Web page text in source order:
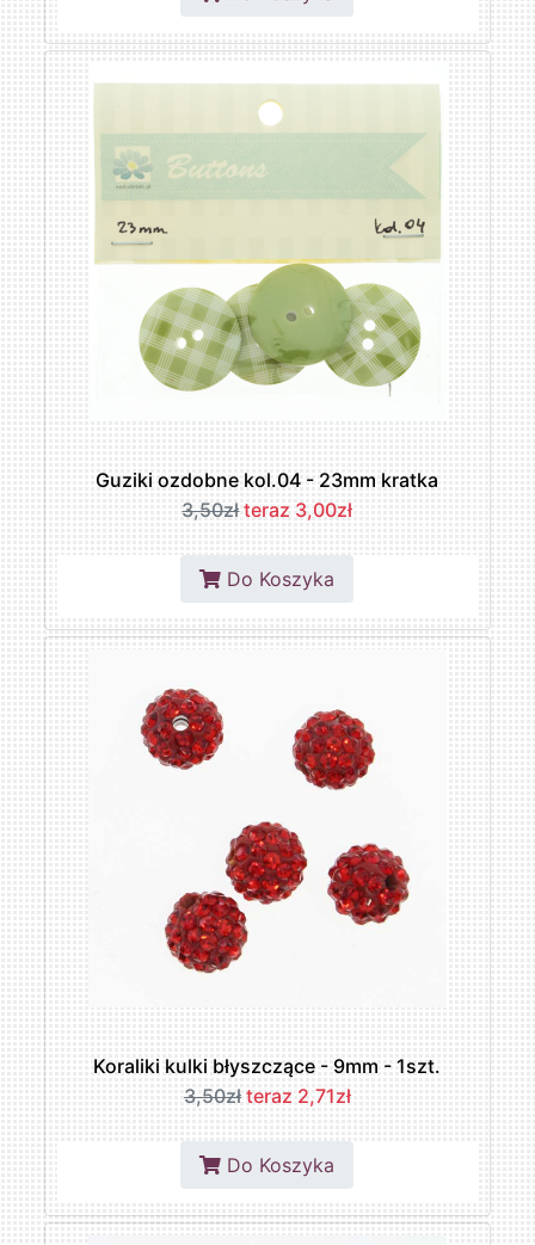
Guziki ozdobne kol.04 - 23mm kratka
3,50zł teraz 3,00zł
Do Koszyka
Koraliki kulki błyszczące - 9mm - 1szt.
3,50zł teraz 2,71zł
Do Koszyka